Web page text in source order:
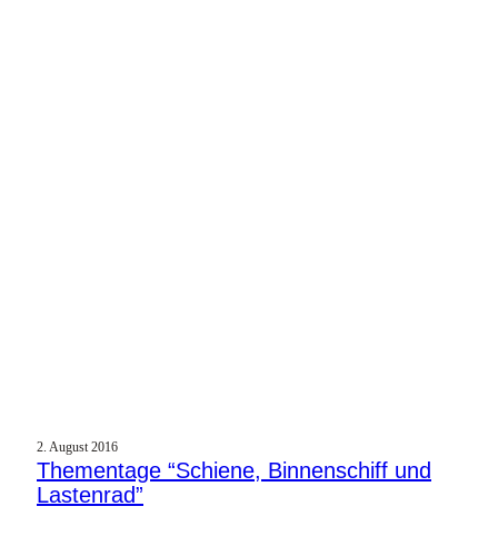
2. August 2016
Thementage “Schiene, Binnenschiff und
Lastenrad”